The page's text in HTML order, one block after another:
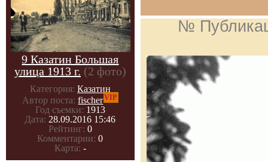
9 Казатин Большая
улица 1913 г. (2 фото)
Категория: Казатин
Автор поста: fischerVIP
Год съемки: 1913
Дата: 28.09.2016 15:46
Рейтинг: 0
Комментарии: 0
Карта: -
№